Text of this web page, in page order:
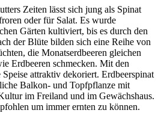
Zeiten lässt sich jung als Spinat
oder für Salat. Es wurde
Gärten kultiviert, bis es durch den
der Blüte bilden sich eine Reihe von
die Monatserdbeeren gleichen
Erdbeeren schmecken. Mit den
attraktiv dekoriert. Erdbeerspinat
Balkon- und Topfpflanze mit
im Freiland und im Gewächshaus.
um immer ernten zu können.